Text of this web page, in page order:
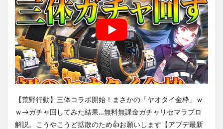
【荒野行動】三体コラボ開始！まさかの「ヤオタイ金枠」ｗ
ｗ→ガチャ回してみた結果…無料無課金ガチャリセマラプロ
解説。こうやこうど拡散のため👍お願いします【アプデ最新